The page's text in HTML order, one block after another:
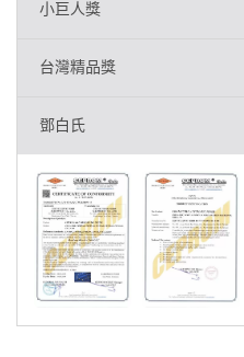
小巨人獎
台灣精品獎
鄧白氏